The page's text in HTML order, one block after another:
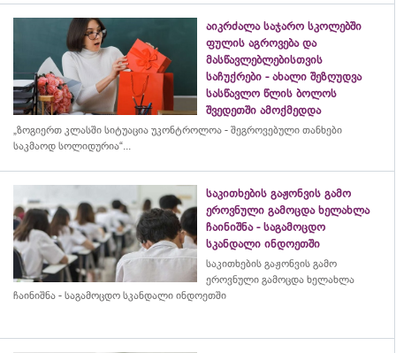
აიკრძალა საჯარო სკოლებში
ფულის აგროვება და
მასწავლებლებისთვის
საჩუქრები - ახალი შეზღუდვა
სასწავლო წლის ბოლოს
შვედეთში ამოქმედდა
„ზოგიერთ კლასში სიტუაცია უკონტროლოა - შეგროვებული თანხები
საკმაოდ სოლიდურია“...
საკითხების გაჟონვის გამო
ეროვნული გამოცდა ხელახლა
ჩაინიშნა - საგამოცდო
სკანდალი ინდოეთში
საკითხების გაჟონვის გამო
ეროვნული გამოცდა ხელახლა
ჩაინიშნა - საგამოცდო სკანდალი ინდოეთში